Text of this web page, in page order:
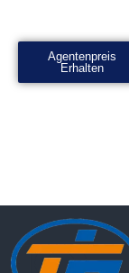
Agentenpreis
Erhalten